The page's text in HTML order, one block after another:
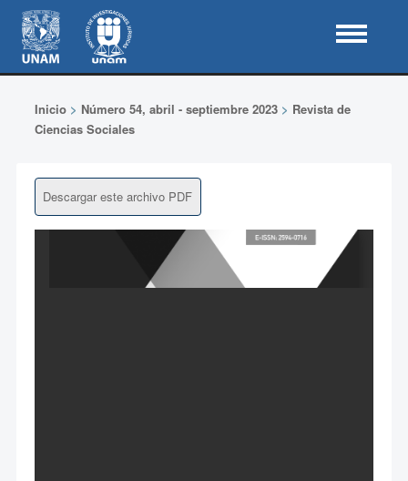
Inicio> Número 54, abril - septiembre 2023> Revista de
Ciencias Sociales
Descargar este archivo PDF